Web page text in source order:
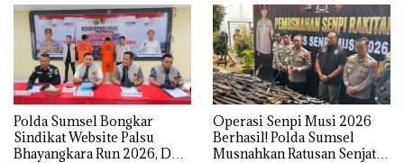
Polda Sumsel Bongkar
Sindikat Website Palsu
Bhayangkara Run 2026, Dua
Operasi Senpi Musi 2026
Berhasil! Polda Sumsel
Musnahkan Ratusan Senjata